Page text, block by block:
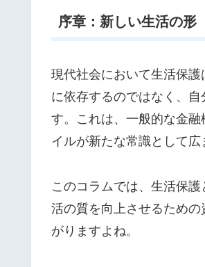
序章：新しい生活の形
現代社会において生活保
に依存するのではなく、
す。これは、一般的な金
イルが新たな常識として広
このコラムでは、生活保
活の質を向上させるため
がりますよね。